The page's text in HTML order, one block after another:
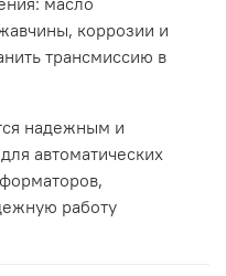
коррозии и
трансмиссию в
надежным и
автоматических
работу